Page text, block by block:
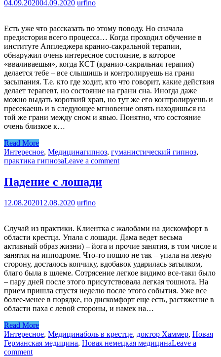
04.09.202004.09.2020 urfino
Есть уже что рассказать по этому поводу. Но сначала
предистория всего процесса… Когда проходил обучение в
институте Аппледжера кранио-сакральной терапии,
обнаружил очень интересное состояние, в которое
«вваливаешья», когда КСТ (кранио-сакральная терапия)
делается тебе – все слышишь и контролируешь на грани
засыпания. Т.е. кто где ходит, кто что говорит, какие действия
делает терапевт, но состояние на грани сна. Иногда даже
можно выдать короткий храп, но тут же его контролируешь и
пресекаешь и в следующее мгновение опять находишься на
той же грани между сном и явью. Понятно, что состояние
очень близкое к…
Read More
Интересное, Медицинагипноз, гуманистический гипноз,
практика гипнозаLeave a comment
Падение с лошади
12.08.202012.08.2020 urfino
Случай из практики. Клиентка с жалобами на дискомфорт в
области крестца. Упала с лошади. Дама ведет весьма
активный образ жизни) – йога и прочие занятия, в том числе и
занятия на ипподроме. Что-то пошло не так – упала на левую
сторону, досталось копчику, вдобавок ударилась затылком,
благо была в шлеме. Сотрясение легкое видимо все-таки было
– пару дней после этого присутствовала легкая тошнота. На
прием пришла спустя неделю после этого события. Уже все
более-менее в порядке, но дискомфорт еще есть, растяжение в
области паха с левой стороны, и намек на…
Read More
Интересное, Медицинаболь в крестце, доктор Хаммер, Новая
Германская медицина, Новая немецкая медицинаLeave a
comment